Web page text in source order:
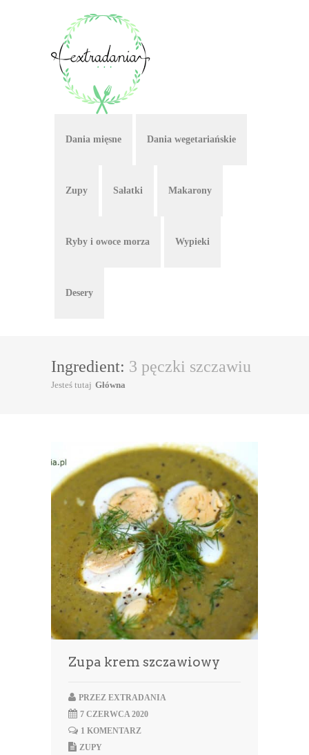
Dania mięsne Dania wegetariańskie
Zupy Sałatki Makarony
Ryby i owoce morza Wypieki
Desery
Ingredient: 3 pęczki szczawiu
Jesteś tutaj Główna
Zupa krem szczawiowy
PRZEZ EXTRADANIA
7 CZERWCA 2020
1 KOMENTARZ
ZUPY